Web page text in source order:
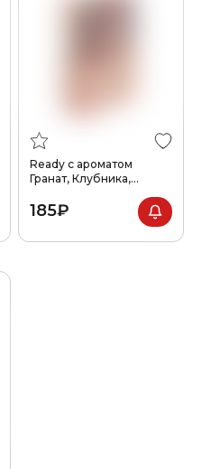
Ready с ароматом
Гранат, Клубника,
185₽